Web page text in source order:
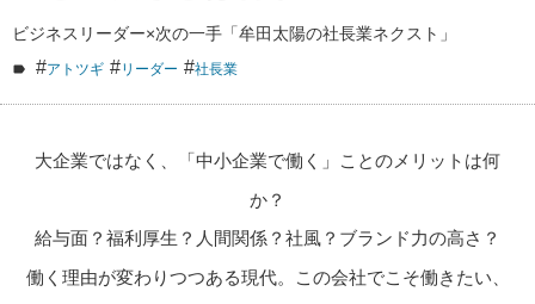
ビジネスリーダー×次の一手「牟田太陽の社長業ネクスト」
#アトツギ #リーダー #社長業
大企業ではなく、「中小企業で働く」ことのメリットは何
か？
給与面？福利厚生？人間関係？社風？ブランド力の高さ？
働く理由が変わりつつある現代。この会社でこそ働きたい、